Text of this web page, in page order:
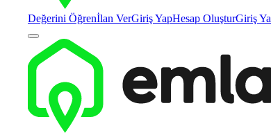
Değerini Öğrenİlan VerGiriş YapHesap OluşturGiriş